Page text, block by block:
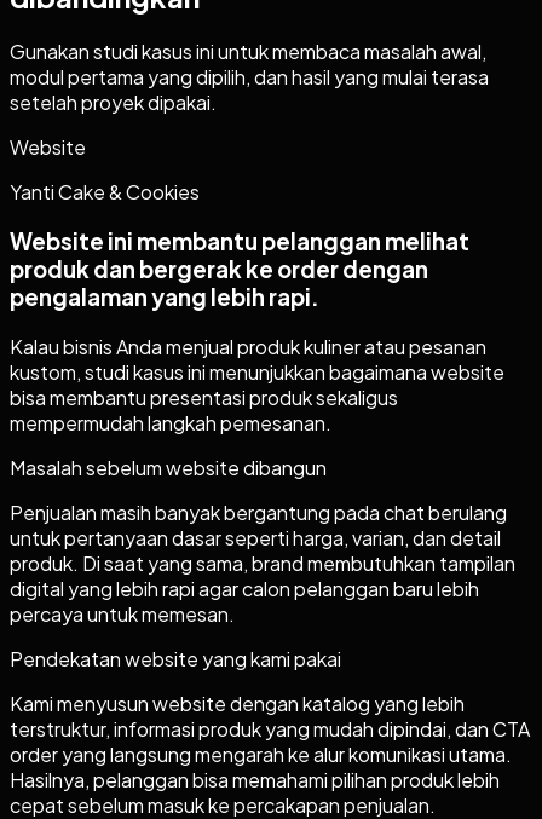
Gunakan studi kasus ini untuk membaca masalah awal,
modul pertama yang dipilih, dan hasil yang mulai terasa
setelah proyek dipakai.
Website
Yanti Cake & Cookies
Website ini membantu pelanggan melihat
produk dan bergerak ke order dengan
pengalaman yang lebih rapi.
Kalau bisnis Anda menjual produk kuliner atau pesanan
kustom, studi kasus ini menunjukkan bagaimana website
bisa membantu presentasi produk sekaligus
mempermudah langkah pemesanan.
Masalah sebelum website dibangun
Penjualan masih banyak bergantung pada chat berulang
untuk pertanyaan dasar seperti harga, varian, dan detail
produk. Di saat yang sama, brand membutuhkan tampilan
digital yang lebih rapi agar calon pelanggan baru lebih
percaya untuk memesan.
Pendekatan website yang kami pakai
Kami menyusun website dengan katalog yang lebih
terstruktur, informasi produk yang mudah dipindai, dan CTA
order yang langsung mengarah ke alur komunikasi utama.
Hasilnya, pelanggan bisa memahami pilihan produk lebih
cepat sebelum masuk ke percakapan penjualan.